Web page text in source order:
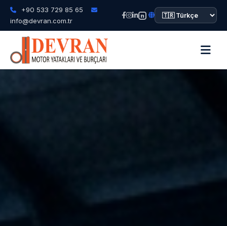
+90 533 729 85 65
info@devran.com.tr
n